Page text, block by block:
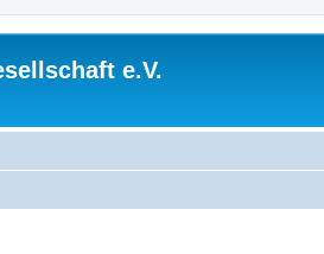
e.V.